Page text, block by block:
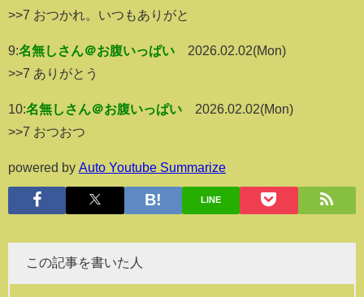
>>7 おつかれ。いつもありがと
9:名無しさん＠お腹いっぱい
2026.02.02(Mon)
>>7 ありがとう
10:名無しさん＠お腹いっぱい
2026.02.02(Mon)
>>7 おつおつ
powered by Auto Youtube Summarize
LINE
この記事を書いた人